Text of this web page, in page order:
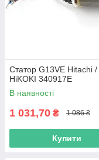
Статор G13VE Hitachi /
HiKOKI 340917E
В наявності
1 031,70 ₴ 1 086 ₴
Купити